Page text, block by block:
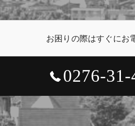
お困りの際はすぐにお
0276-31-